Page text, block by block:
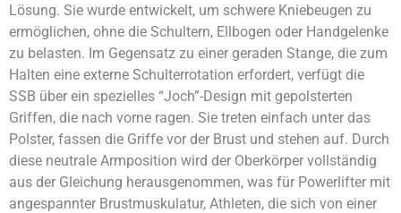
Lösung. Sie wurde entwickelt, um schwere Kniebeugen zu
ermöglichen, ohne die Schultern, Ellbogen oder Handgelenke
zu belasten. Im Gegensatz zu einer geraden Stange, die zum
Halten eine externe Schulterrotation erfordert, verfügt die
SSB über ein spezielles “Joch”-Design mit gepolsterten
Griffen, die nach vorne ragen. Sie treten einfach unter das
Polster, fassen die Griffe vor der Brust und stehen auf. Durch
diese neutrale Armposition wird der Oberkörper vollständig
aus der Gleichung herausgenommen, was für Powerlifter mit
angespannter Brustmuskulatur, Athleten, die sich von einer